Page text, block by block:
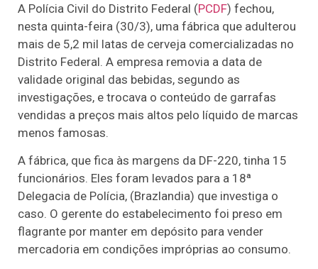
A Polícia Civil do Distrito Federal (PCDF) fechou,
nesta quinta-feira (30/3), uma fábrica que adulterou
mais de 5,2 mil latas de cerveja comercializadas no
Distrito Federal. A empresa removia a data de
validade original das bebidas, segundo as
investigações, e trocava o conteúdo de garrafas
vendidas a preços mais altos pelo líquido de marcas
menos famosas.
A fábrica, que fica às margens da DF-220, tinha 15
funcionários. Eles foram levados para a 18ª
Delegacia de Polícia, (Brazlandia) que investiga o
caso. O gerente do estabelecimento foi preso em
flagrante por manter em depósito para vender
mercadoria em condições impróprias ao consumo.